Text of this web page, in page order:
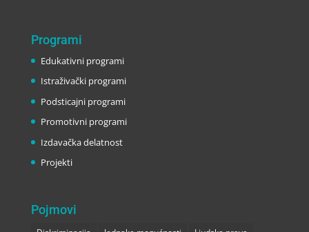
Programi
Edukativni programi
Istraživački programi
Podsticajni programi
Promotivni programi
Izdavačka delatnost
Projekti
Pojmovi